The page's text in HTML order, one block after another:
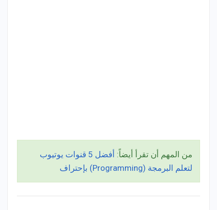
من المهم أن تقرأ أيضاً:
أفضل 5 قنوات يوتيوب
لتعلم البرمجة (Programming) بإحتراف